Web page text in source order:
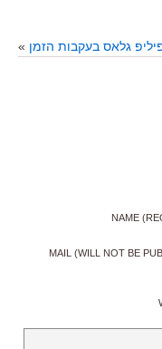
גלאס בעקבות הזמן »
NAME
MAIL (WILL NOT BE